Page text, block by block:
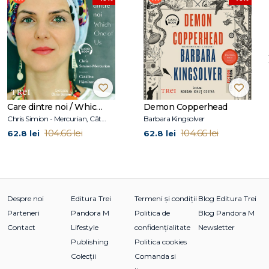
în 2025 la editura De Geus) și Constantin (Polirom, 2019,
Premiul Tânărul Scriitor), precum și o istorie intelectuală a
instituționalizării studiului literar în Europa, Filologii (Tracus
Arte, 2020, Premiul ALGCR pentru teorie și Premiul
„Alexandru Piru“ al Muzeului Național al Literaturii Române).
Scrie eseuri (are o colecție apărută în 2023 cu titlul Eseuri) și,
din 2022, ține o rubrică de cronica ideilor pentru „Scena9“.
Care dintre noi / Which One of Us
62.8 lei 104.66 lei
Demon Copperhead
Barbara Kingsolver
62.8 lei 104.66 lei
Despre noi
Parteneri
Contact
Editura Trei
Pandora M
Lifestyle
Publishing
Colecții
Termeni și condiții
Politica de
confidențialitate
Politica cookies
Comanda si
Blog Editura Trei
Blog Pandora M
Newsletter